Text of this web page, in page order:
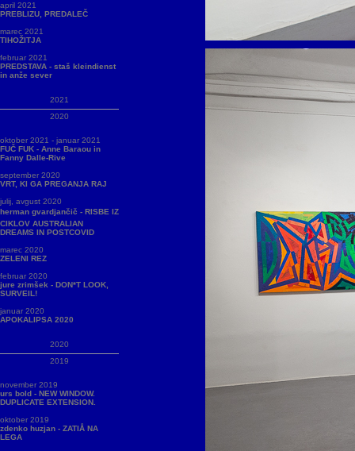
april 2021
PREBLIZU, PREDALEČ
marec 2021
TIHOŽITJA
februar 2021
PREDSTAVA - staš kleindienst
in anže sever
2021
2020
oktober 2021 - januar 2021
FUČ FUK - Anne Baraou in
Fanny Dalle-Rive
september 2020
VRT, KI GA PREGANJA RAJ
julij, avgust 2020
herman gvardjančič - RISBE IZ
CIKLOV AUSTRALIAN
DREAMS IN POSTCOVID
marec 2020
ZELENI REZ
februar 2020
jure zrimšek - DON*T LOOK,
SURVEIL!
januar 2020
APOKALIPSA 2020
2020
2019
november 2019
urs bold - NEW WINDOW.
DUPLICATE EXTENSION.
oktober 2019
zdenko huzjan - ZATIÅ NA
LEGA